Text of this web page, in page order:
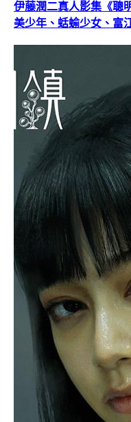
伊藤潤二真人影集《聰
美少年、蛞蝓少女、富